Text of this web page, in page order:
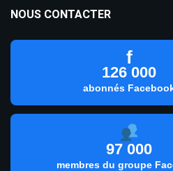
NOUS CONTACTER
f
126 000
abonnés
97 000
membres du groupe